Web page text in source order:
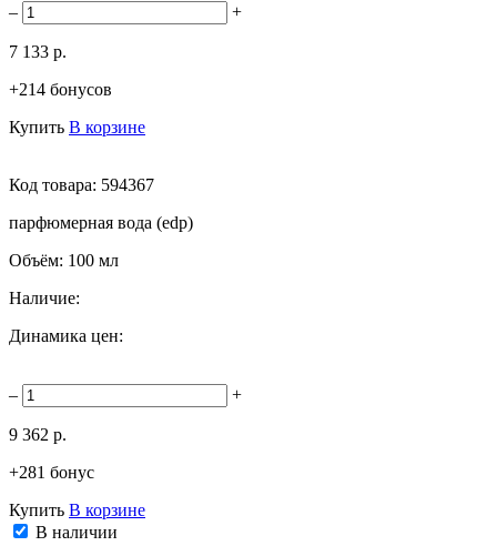
– +
7 133 р.
+214 бонусов
Купить В корзине
Код товара: 594367
парфюмерная вода (edp)
Объём: 100 мл
Наличие:
Динамика цен:
– +
9 362 р.
+281 бонус
Купить В корзине
В наличии